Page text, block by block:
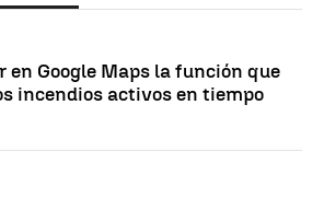
en Google Maps la función que
incendios activos en tiempo